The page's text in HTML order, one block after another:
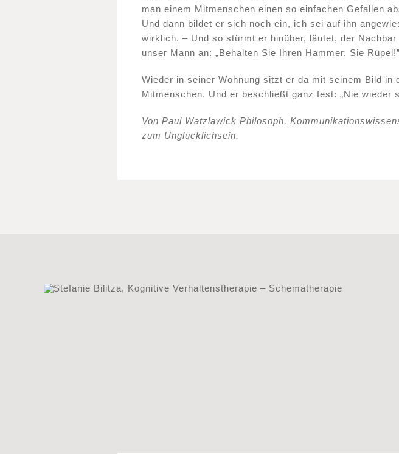
man einem Mitmenschen einen so einfachen Gefallen
Und dann bildet er sich noch ein, ich sei auf ihn
wirklich. – Und so stürmt er hinüber, läutet, der
unser Mann an: „Behalten Sie Ihren Hammer, Sie Rüpel!”
Wieder in seiner Wohnung sitzt er da mit seinem Bild
Mitmenschen. Und er beschließt ganz fest: „Nie wieder
Von Paul Watzlawick Philosoph,
zum Unglücklichsein.